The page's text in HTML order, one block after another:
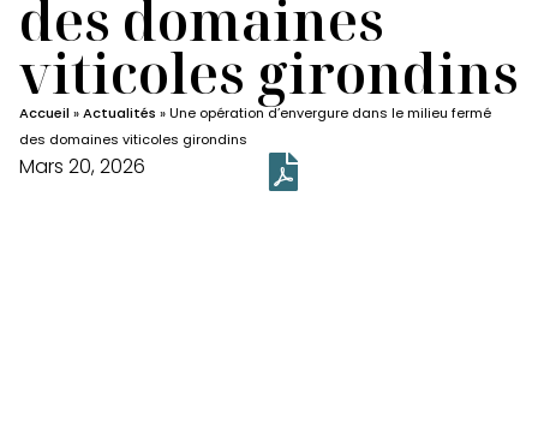
des domaines
viticoles girondins
Accueil »Actualités »Une opération d’envergure dans le milieu fermé
des domaines viticoles girondins
Mars 20, 2026